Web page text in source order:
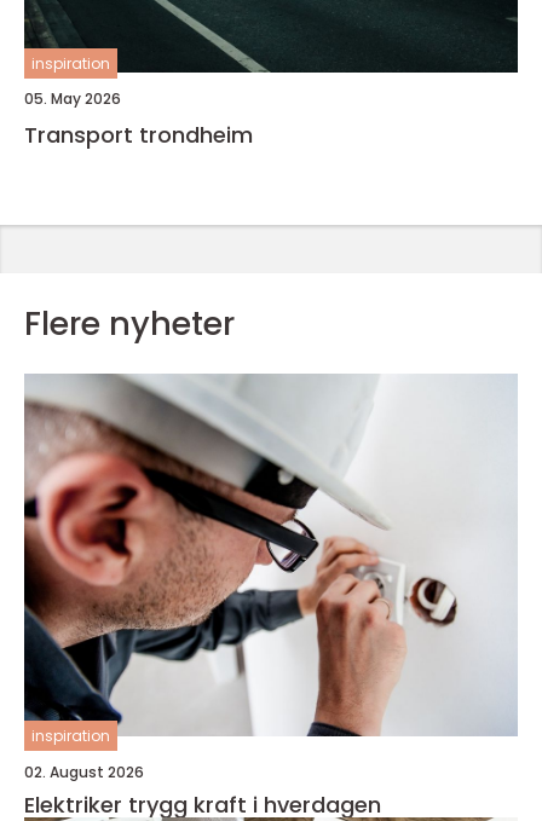
inspiration
05. May 2026
Transport trondheim
Flere nyheter
inspiration
02. August 2026
Elektriker trygg kraft i hverdagen